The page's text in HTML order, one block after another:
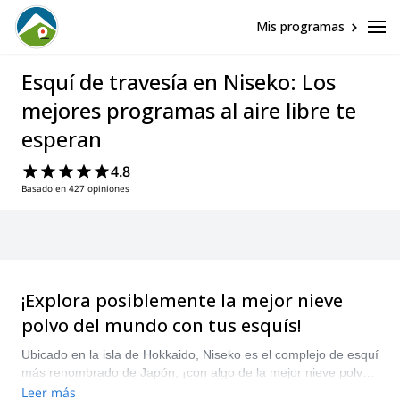
Mis programas
Esquí de travesía en Niseko: Los
mejores programas al aire libre te
esperan
4.8
Basado en 427 opiniones
¡Explora posiblemente la mejor nieve
polvo del mundo con tus esquís!
Ubicado en la isla de Hokkaido, Niseko es el complejo de esquí
más renombrado de Japón, ¡con algo de la mejor nieve polvo
del mundo! Su famosa nieve ligera atrae a esquiadores locales
Leer más